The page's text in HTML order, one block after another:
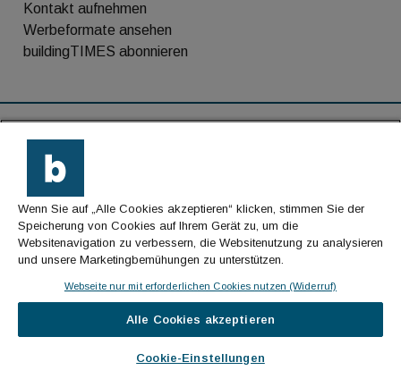
Kontakt aufnehmen
Werbeformate ansehen
buildingTIMES abonnieren
© Cachalot Media House GmbH - Alle Rechte
Kontakt
Impressum
Datenschutz
Wenn Sie auf „Alle Cookies akzeptieren“ klicken, stimmen Sie der
Speicherung von Cookies auf Ihrem Gerät zu, um die
Websitenavigation zu verbessern, die Websitenutzung zu analysieren
und unsere Marketingbemühungen zu unterstützen.
Webseite nur mit erforderlichen Cookies nutzen (Widerruf)
Alle Cookies akzeptieren
Cookie-Einstellungen